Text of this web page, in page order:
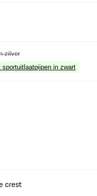
zilver
in zwart
crest